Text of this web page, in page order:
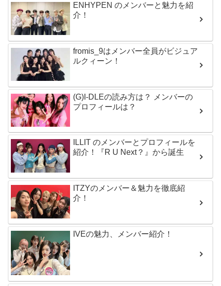
ENHYPEN のメンバーと魅力を紹
介！
fromis_9はメンバー全員がビジュア
ルクィーン！
(G)I-DLEの読み方は？ メンバーの
プロフィールは？
ILLIT のメンバーとプロフィールを
紹介！『R U Next？』から誕生
ITZYのメンバー＆魅力を徹底紹
介！
IVEの魅力、メンバー紹介！